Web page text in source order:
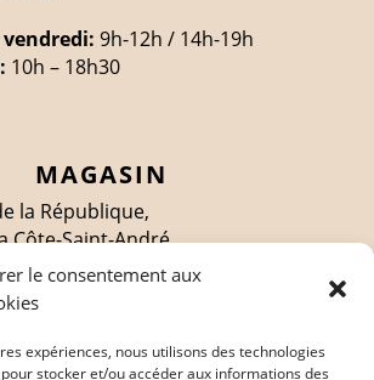
le consentement aux
expériences, nous utilisons des technologies
stocker et/ou accéder aux informations des
9h-12h / 14h-19h
10h – 18h30
MAGASIN
la République,
Côte-Saint-André
SUIVEZ-MOI